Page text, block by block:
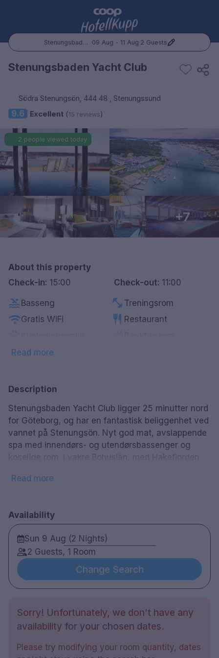
Stenungsbaden Yacht Club ·09 Aug - 11 Aug·2 Guests
Popular Destinations:
Bergen
Trondheim
Hele Sverige
Stockholm
Göteborg
Done
Stenungsbaden Yacht Club
Södra Stenungsön, 444 48 , Stenungssund
9.6 Excellent(15 reviews)
2 people viewed today
+7
About this property
Check-in: 15:00 Check-out: 11:00
pool Basseng fitness_center Treningsrom
wifiGratis WiFi restaurant Restaurant
spaSpa
ev_stationLader for elbil
tvSmart-Tv local_parkingbetaling
Read more
Description
Stenungsbaden Yacht Club ligger 25 minutter nord
for Göteborg, og har en fantastisk beliggenhet ved
vannet på Stenungsön. Nyt god mat, avslappende
spa med innendørs- og utendørsbassenger og
koselige rom. I vakre Bohuslän, med Hakefjorden
for sunne morgenturer. Om sommeren er en båttur
har en stilig, sporty og elegant avslappet
spisestue. Med påvirkninger fra både den
amerikanske østkysten og den svenske
vestkysten, er det lett å bli forført av menyen. På
hotellets Bluewater SPA, Sports & Health Club har
du muligheten til å slappe av fra en stressende
hverdag og skjemme deg bort med massasjer og
bra.
Bad med dusj
Read more
Availability
Sun 9 Aug (2 Nights)
2 Guests, 1 Room
Change Search
Sorry! Unfortunately, we don't have any
availability for your chosen dates.
Please try modifying your room quantity, dates